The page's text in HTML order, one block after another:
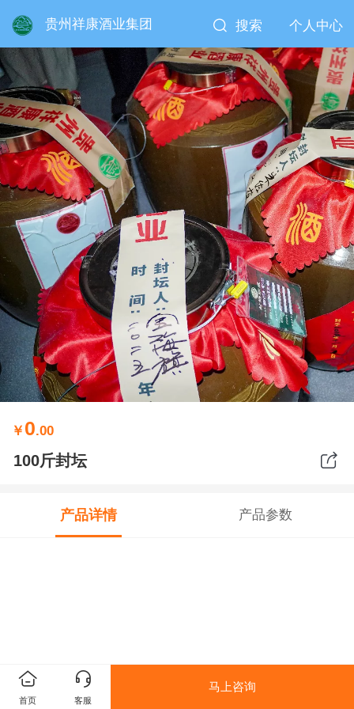
贵州祥康酒业集团 搜索 个人中心
￥ 0.00
100斤封坛
产品详情 产品参数
首页 客服
马上咨询